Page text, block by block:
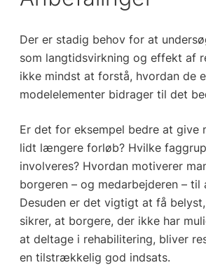
Der er stadig behov for at
som langtidsvirkning og effekt af
ikke mindst at forstå, hvordan de
modelelementer bidrager til det
Er det for eksempel bedre at give
lidt længere forløb? Hvilke
involveres? Hvordan motiverer
borgeren – og medarbejderen – til
Desuden er det vigtigt at få
sikrer, at borgere, der ikke har
at deltage i rehabilitering, bliver
en tilstrækkelig god indsats.